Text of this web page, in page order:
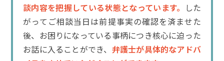
談内容を把握している状態となっています。
した
がってご相談当日は前提事実の確認を済ませた
後、お困りになっている事柄につき核心に迫った
お話に入ることができ、 弁護士が具体的なアドバ